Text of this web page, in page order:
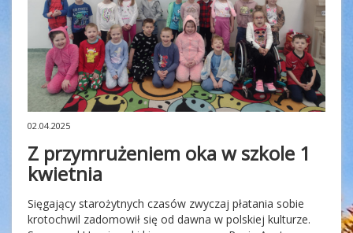
02.04.2025
Z przymrużeniem oka w szkole 1
kwietnia
Sięgający starożytnych czasów zwyczaj płatania sobie
krotochwil zadomowił się od dawna w polskiej kulturze.